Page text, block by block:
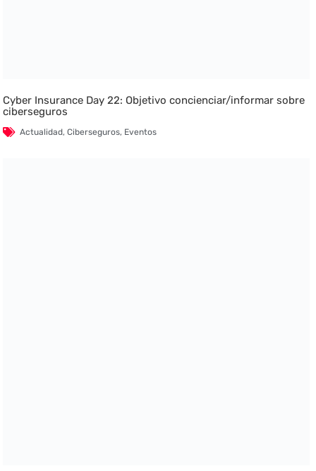
Cyber Insurance Day 22: Objetivo concienciar/informar sobre
ciberseguros
Actualidad,Ciberseguros, Eventos